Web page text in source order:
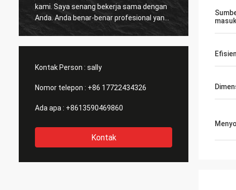
sama dengan
profesional yang
kami
pemecahan masalah kami untuk saya dan
pelanggan lain, jadi saya sangat
menghargai Anda, dan harganya masuk
Kontak Person : sally
Nomor telepon : +86 17722434326
Ada apa : +8613590469860
Kontak